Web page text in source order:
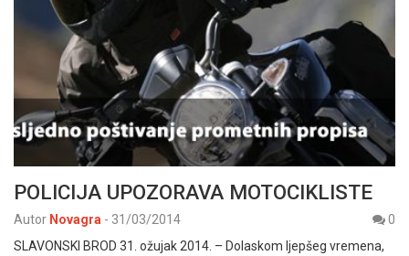
POLICIJA UPOZORAVA MOTOCIKLISTE
Autor Novagra - 31/03/2014
0
SLAVONSKI BROD 31. ožujak 2014. – Dolaskom ljepšeg vremena,